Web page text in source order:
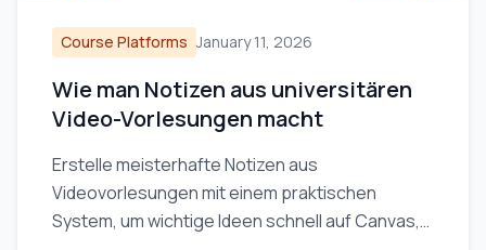
Course Platforms January 11, 2026
Wie man Notizen aus universitären
Video-Vorlesungen macht
Erstelle meisterhafte Notizen aus
Videovorlesungen mit einem praktischen
System, um wichtige Ideen schnell auf Canvas,